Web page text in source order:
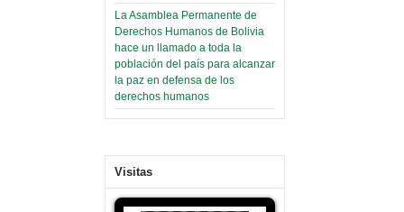
La Asamblea Permanente de
Derechos Humanos de Bolivia
hace un llamado a toda la
población del país para alcanzar
la paz en defensa de los
derechos humanos
Visitas